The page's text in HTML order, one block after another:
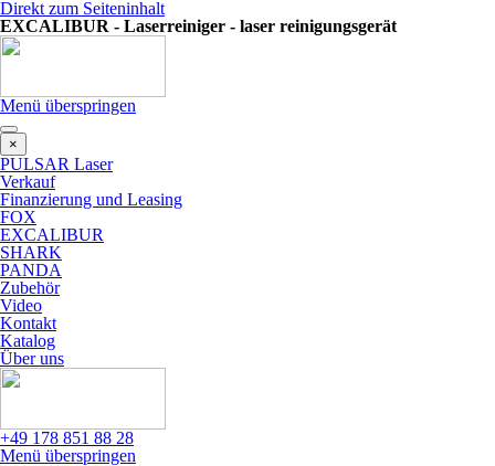
Direkt zum Seiteninhalt
EXCALIBUR - Laserreiniger - laser reinigungsgerät
Menü überspringen
×
PULSAR Laser
Verkauf
Finanzierung und Leasing
FOX
EXCALIBUR
SHARK
PANDA
Zubehör
Video
Kontakt
Katalog
Über uns
+49 178 851 88 28
Menü überspringen